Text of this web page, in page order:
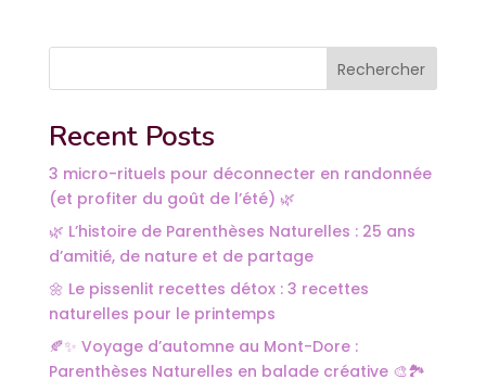
Rechercher
Recent Posts
3 micro-rituels pour déconnecter en randonnée
(et profiter du goût de l’été) 🌿
🌿 L’histoire de Parenthèses Naturelles : 25 ans
d’amitié, de nature et de partage
🌼 Le pissenlit recettes détox : 3 recettes
naturelles pour le printemps
🍂✨ Voyage d’automne au Mont-Dore :
Parenthèses Naturelles en balade créative 🎨🏞️